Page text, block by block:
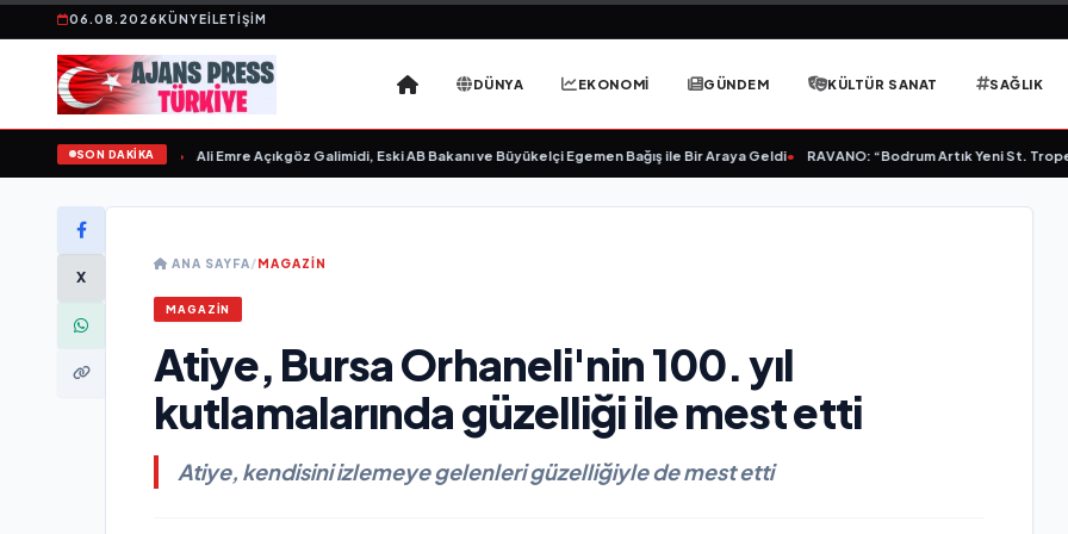
06.08.2026KÜNYEİLETIŞIM
DÜNYA EKONOMİ GÜNDEM KÜLTÜR SANAT SAĞLIK
SON DAKİKA
Sevgilim “ yayımlandı Ali Emre Açıkgöz Galimidi, Eski AB Bakanı ve Büyükelçi Egemen Bağış ile Bir Araya Geldi• RAVANO: “Bodrum Artık Yeni St. Tropez
X
ANA SAYFA/MAGAZİN
MAGAZİN
Atiye, Bursa Orhaneli'nin 100. yıl
kutlamalarında güzelliği ile mest etti
Atiye, kendisini izlemeye gelenleri güzelliğiyle de mest etti